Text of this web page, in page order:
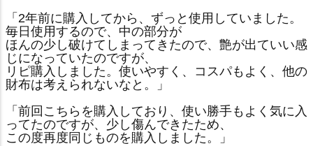
「2年前に購入してから、ずっと使用していました。
毎日使用するので、中の部分が
ほんの少し破けてしまってきたので、艶が出ていい感
じになっていたのですが、
リピ購入しました。使いやすく、コスパもよく、他の
財布は考えられないなと。」
「前回こちらを購入しており、使い勝手もよく気に入
ってたのですが、少し傷んできたため、
この度再度同じものを購入しました。」